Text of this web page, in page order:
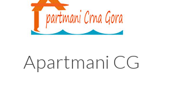
Apartmani CG